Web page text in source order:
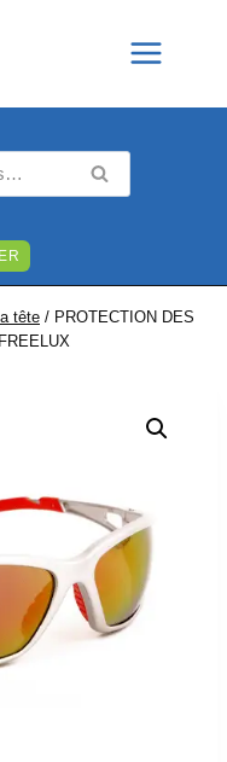
RECHERCHE
tête / PROTECTION DES